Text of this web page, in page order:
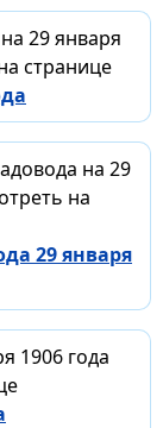
29 января
странице
на 29
на
29 января
1906 года